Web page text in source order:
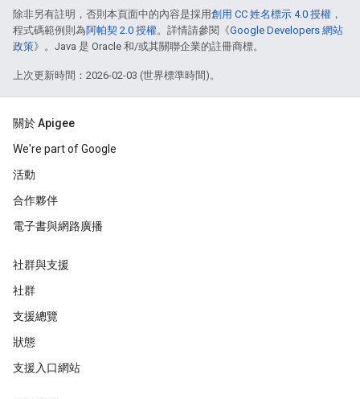
除非另有註明，否則本頁面中的內容是採用創用 CC 姓名標示 4.0 授權 ，
程式碼範例則為阿帕契 2.0 授權。詳情請參閱《Google Developers 網站
政策》。Java 是 Oracle 和/或其關聯企業的註冊商標。
上次更新時間：2026-02-03 (世界標準時間)。
關於 Apigee
We're part of Google
活動
合作夥伴
電子書與網路廣播
社群與支援
社群
支援總覽
狀態
支援入口網站